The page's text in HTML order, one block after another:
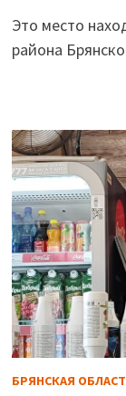
Это место
района
БРЯНСКАЯ